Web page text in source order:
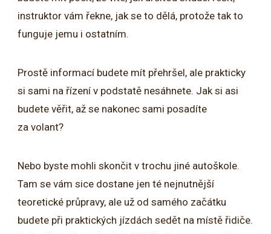
instruktor vám řekne, jak se to dělá, protože tak to
funguje jemu i ostatním.
Prostě informací budete mít přehršel, ale prakticky
si sami na řízení v podstatě nesáhnete. Jak si asi
budete věřit, až se nakonec sami posadíte
za volant?
Nebo byste mohli skončit v trochu jiné autoškole.
Tam se vám sice dostane jen té nejnutnější
teoretické průpravy, ale už od samého začátku
budete při praktických jízdách sedět na místě řidiče.